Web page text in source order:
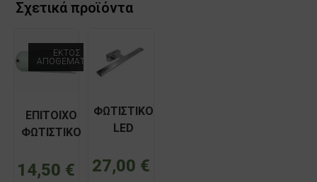
Σχετικά προϊόντα
ΕΚΤΌΣ
ΑΠΟΘΈΜΑΤΟΣ
ΕΠΙΤΟΙΧΟ
ΦΩΤΙΣΤΙΚΟ
VK/03020/1/W
14,50 €
ΦΩΤΙΣΤΙΚΟ
LED
ΑΛΟΥΜΙΝΙΟΥ
27,00 €